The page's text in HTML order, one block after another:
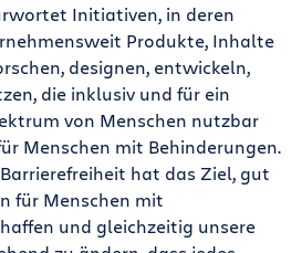
Initiativen, in deren
Produkte, Inhalte
designen, entwickeln,
die inklusiv und für ein
von Menschen nutzbar
Menschen mit Behinderungen.
hat das Ziel, gut
für Menschen mit
und gleichzeitig unsere